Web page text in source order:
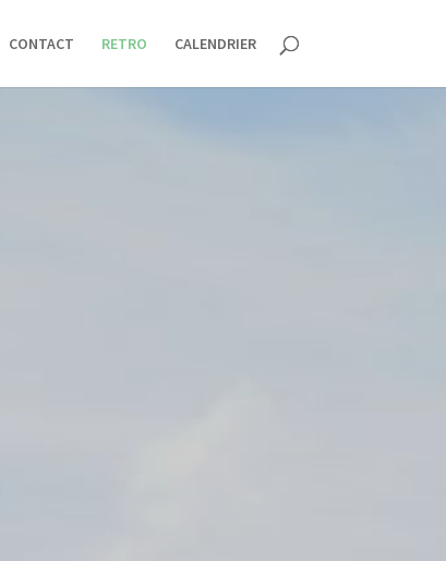
CONTACT RETRO CALENDRIER